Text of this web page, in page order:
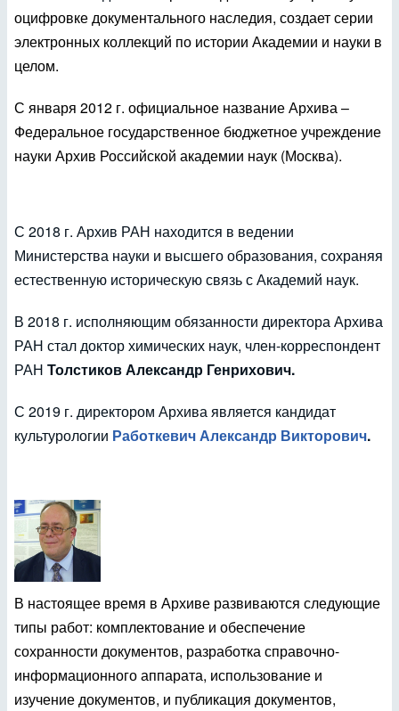
оцифровке документального наследия, создает серии
электронных коллекций по истории Академии и науки в
целом.
С января 2012 г. официальное название Архива –
Федеральное государственное бюджетное учреждение
науки Архив Российской академии наук (Москва).
С 2018 г. Архив РАН находится в ведении
Министерства науки и высшего образования, сохраняя
естественную историческую связь с Академий наук.
В 2018 г. исполняющим обязанности директора Архива
РАН стал доктор химических наук, член-корреспондент
РАН Толстиков Александр Генрихович.
С 2019 г. директором Архива является кандидат
культурологии Работкевич Александр Викторович.
В настоящее время в Архиве развиваются следующие
типы работ: комплектование и обеспечение
сохранности документов, разработка справочно-
информационного аппарата, использование и
изучение документов, и публикация документов,